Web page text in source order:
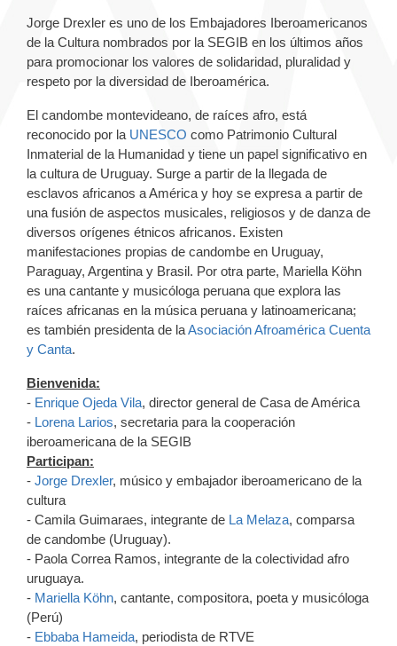
Jorge Drexler es uno de los Embajadores Iberoamericanos
de la Cultura nombrados por la SEGIB en los últimos años
para promocionar los valores de solidaridad, pluralidad y
respeto por la diversidad de Iberoamérica.
El candombe montevideano, de raíces afro, está
reconocido por la UNESCO como Patrimonio Cultural
Inmaterial de la Humanidad y tiene un papel significativo en
la cultura de Uruguay. Surge a partir de la llegada de
esclavos africanos a América y hoy se expresa a partir de
una fusión de aspectos musicales, religiosos y de danza de
diversos orígenes étnicos africanos. Existen
manifestaciones propias de candombe en Uruguay,
Paraguay, Argentina y Brasil. Por otra parte, Mariella Köhn
es una cantante y musicóloga peruana que explora las
raíces africanas en la música peruana y latinoamericana;
es también presidenta de laAsociación Afroamérica Cuenta
y Canta.
Bienvenida:
- Enrique Ojeda Vila, director general de Casa de América
- Lorena Larios, secretaria para la cooperación
iberoamericana de la SEGIB
Participan:
- Jorge Drexler, músico y embajador iberoamericano de la
cultura
- Camila Guimaraes, integrante de La Melaza, comparsa
de candombe (Uruguay).
- Paola Correa Ramos, integrante de la colectividad afro
uruguaya.
- Mariella Köhn, cantante, compositora, poeta y musicóloga
(Perú)
- Ebbaba Hameida, periodista de RTVE